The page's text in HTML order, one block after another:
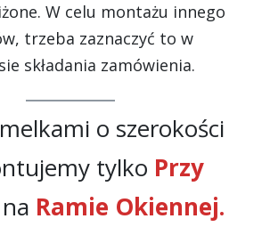
W celu montażu innego
trzeba zaznaczyć to w
składania zamówienia.
o szerokości
tylko Przy
Ramie Okiennej.